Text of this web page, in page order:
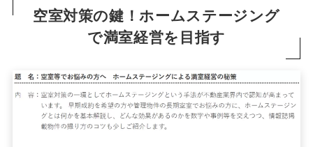
空室対策の鍵！ホームステージング
で満室経営を目指す